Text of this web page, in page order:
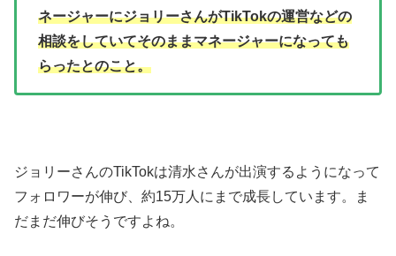
ネージャーにジョリーさんがTikTokの運営などの
相談をしていてそのままマネージャーになっても
らったとのこと。
ジョリーさんのTikTokは清水さんが出演するようになって
フォロワーが伸び、約15万人にまで成長しています。ま
だまだ伸びそうですよね。